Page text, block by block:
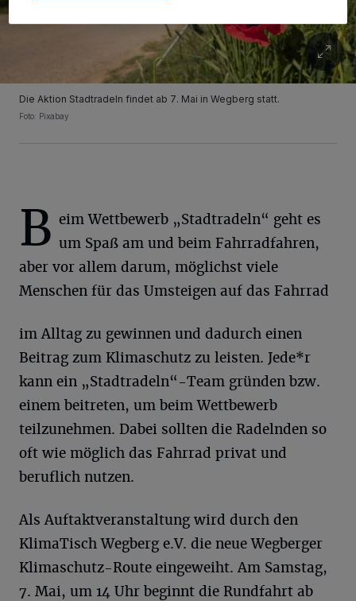
Die Aktion Stadtradeln findet ab 7. Mai in Wegberg statt.
Foto: Pixabay
B eim Wettbewerb „Stadtradeln“ geht es
um Spaß am und beim Fahrradfahren,
aber vor allem darum, möglichst viele
Menschen für das Umsteigen auf das Fahrrad
im Alltag zu gewinnen und dadurch einen
Beitrag zum Klimaschutz zu leisten. Jede*r
kann ein „Stadtradeln“-Team gründen bzw.
einem beitreten, um beim Wettbewerb
teilzunehmen. Dabei sollten die Radelnden so
oft wie möglich das Fahrrad privat und
beruflich nutzen.
Als Auftaktveranstaltung wird durch den
KlimaTisch Wegberg e.V. die neue Wegberger
Klimaschutz-Route eingeweiht. Am Samstag,
7. Mai, um 14 Uhr beginnt die Rundfahrt ab